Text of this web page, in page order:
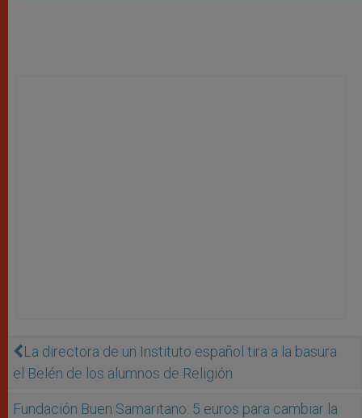
La directora de un Instituto español tira a la basura
el Belén de los alumnos de Religión
Fundación Buen Samaritano: 5 euros para cambiar la